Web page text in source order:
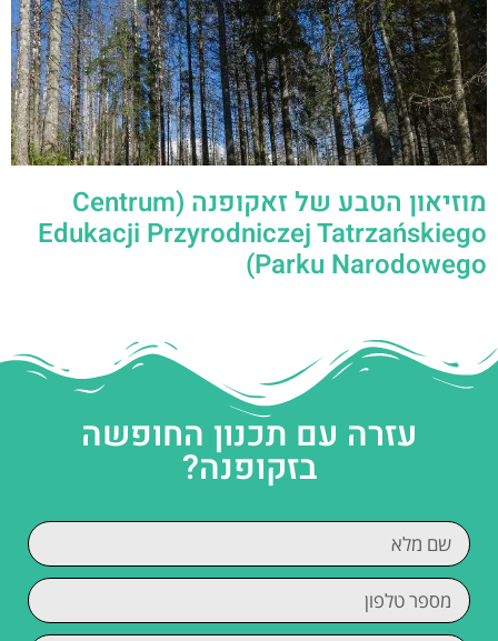
מוזיאון הטבע של זאקופנה (Centrum
Edukacji Przyrodniczej Tatrzańskiego
Parku Narodowego)
עזרה עם תכנון החופשה
בזקופנה?